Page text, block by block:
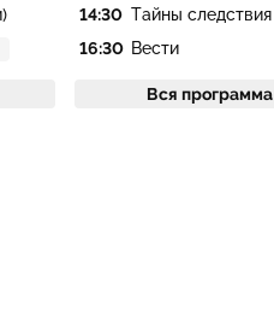
14:30 Тайны следствия
16:30 Вести
Вся программа